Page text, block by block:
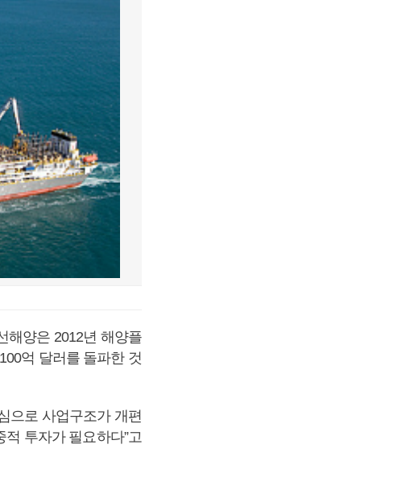
해양은 2012년 해양플
억 달러를 돌파한 것
으로 사업구조가 개편
적 투자가 필요하다”고